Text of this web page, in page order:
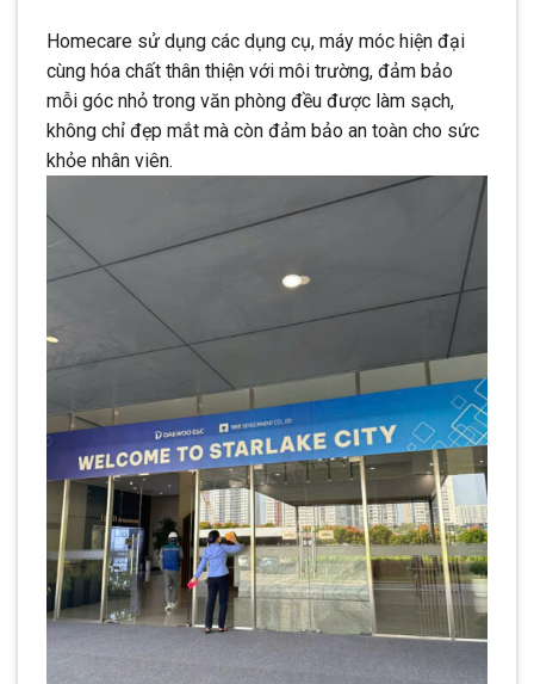
Homecare sử dụng các dụng cụ, máy móc hiện đại
cùng hóa chất thân thiện với môi trường, đảm bảo
mỗi góc nhỏ trong văn phòng đều được làm sạch,
không chỉ đẹp mắt mà còn đảm bảo an toàn cho sức
khỏe nhân viên.